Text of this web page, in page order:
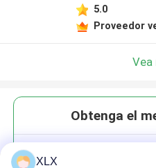
5.0
Proveedor
Vea
Obtenga el
XLX